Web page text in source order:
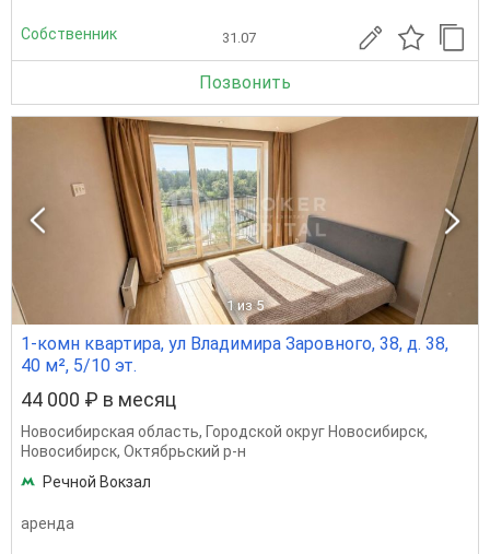
Собственник 31.07
Позвонить
1 из 5
1-комн квартира, ул Владимира Заровного, 38, д. 38,
40 м², 5/10 эт.
44 000 ₽ в месяц
Новосибирская область, Городской округ Новосибирск,
Новосибирск, Октябрьский р-н
Речной Вокзал
аренда